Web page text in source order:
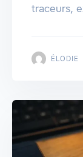
traceurs,
ÉLODIE